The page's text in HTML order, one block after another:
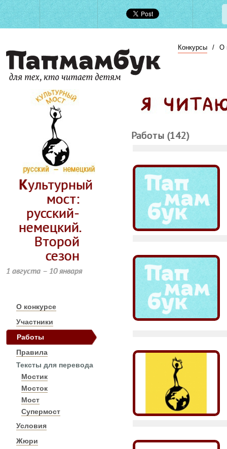
Конкурсы / О
Культурный
мост:
русский-
немецкий.
Второй
сезон
1 августа – 10 января
О конкурсе
Участники
Работы
Правила
Тексты для перевода
Мостик
Мосток
Мост
Супермост
Условия
Жюри
Работы (142)